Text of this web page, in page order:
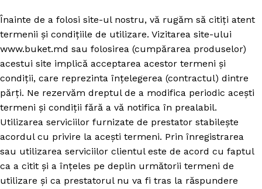
Înainte de a folosi site-ul nostru, vă rugăm să citiți atent
termenii și condițiile de utilizare. Vizitarea site-ului
www.buket.md sau folosirea (cumpărarea produselor)
acestui site implică acceptarea acestor termeni și
condiții, care reprezinta înțelegerea (contractul) dintre
părți. Ne rezervăm dreptul de a modifica periodic acești
termeni și condiții fără a vă notifica în prealabil.
Utilizarea serviciilor furnizate de prestator stabilește
acordul cu privire la acești termeni. Prin înregistrarea
sau utilizarea serviciilor clientul este de acord cu faptul
ca a citit și a înțeles pe deplin următorii termeni de
utilizare și ca prestatorul nu va fi tras la răspundere